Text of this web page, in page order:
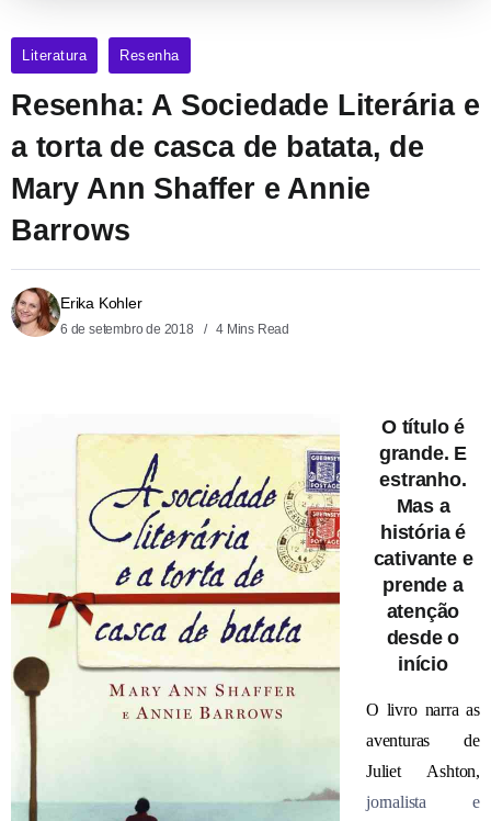
Literatura Resenha
Resenha: A Sociedade Literária e
a torta de casca de batata, de
Mary Ann Shaffer e Annie
Barrows
Erika Kohler
6 de setembro de 2018 4 Mins Read
O título é
grande. E
estranho.
Mas a
história é
cativante e
prende a
atenção
desde o
início
O livro narra as
aventuras de
Juliet Ashton,
jornalista e